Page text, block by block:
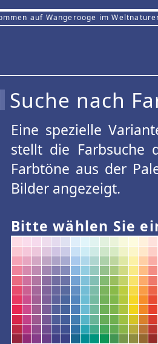
auf Wangerooge im
Suche nach
Eine spezielle
stellt die Farbsuche
Farbtöne aus der
Bilder angezeigt.
Bitte wählen Sie